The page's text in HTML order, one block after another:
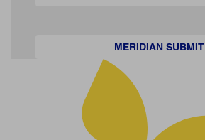
MERIDIAN SUBMIT